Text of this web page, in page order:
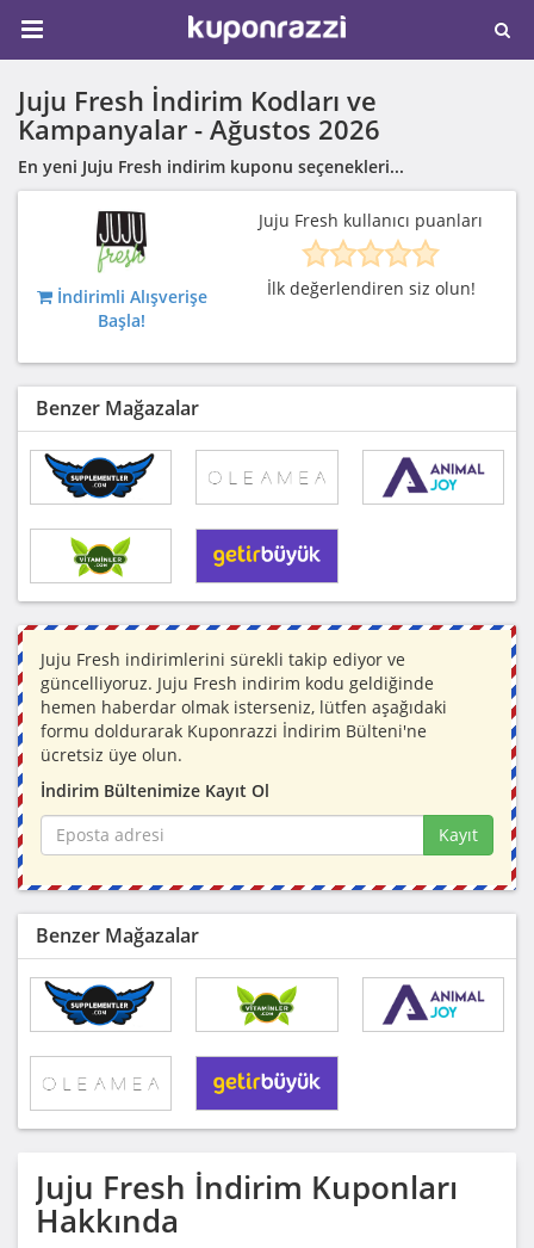
Juju Fresh İndirim Kodları ve
Kampanyalar - Ağustos 2026
En yeni Juju Fresh indirim kuponu seçenekleri...
İndirimli Alışverişe
Başla!
Juju Fresh kullanıcı puanları
İlk değerlendiren siz olun!
Benzer Mağazalar
Juju Fresh indirimlerini sürekli takip ediyor ve
güncelliyoruz. Juju Fresh indirim kodu geldiğinde
hemen haberdar olmak isterseniz, lütfen aşağıdaki
formu doldurarak Kuponrazzi İndirim Bülteni'ne
ücretsiz üye olun.
İndirim Bültenimize Kayıt Ol
Kayıt
Benzer Mağazalar
Juju Fresh İndirim Kuponları
Hakkında